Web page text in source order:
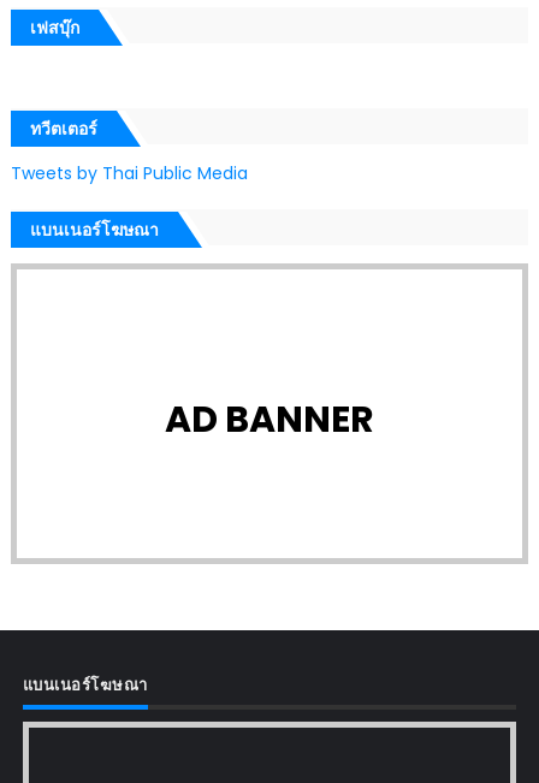
เฟสบุ๊ก
ทวีตเตอร์
Tweets by Thai Public Media
แบนเนอร์โฆษณา
AD BANNER
แบนเนอร์โฆษณา